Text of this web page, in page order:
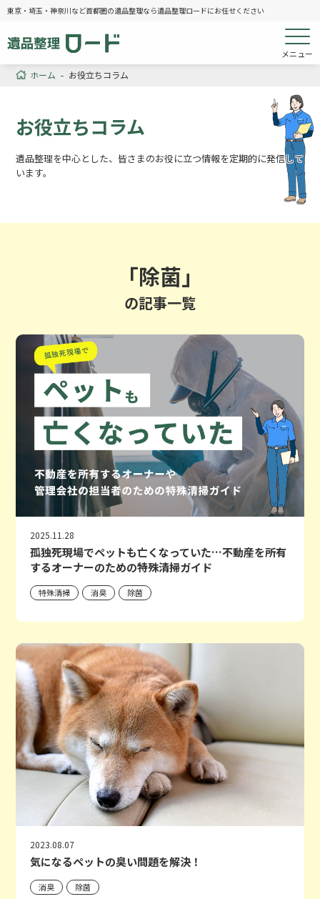
東京・埼玉・神奈川など首都圏の遺品整理なら遺品整理ロードにお任せください
メニュー
ホーム - お役立ちコラム
お役立ちコラム
遺品整理を中心とした、皆さまのお役に立つ情報を定期的に発信して
います。
「除菌」
の記事一覧
2025.11.28
孤独死現場でペットも亡くなっていた…不動産を所有
するオーナーのための特殊清掃ガイド
特殊清掃 消臭 除菌
2023.08.07
気になるペットの臭い問題を解決！
消臭 除菌